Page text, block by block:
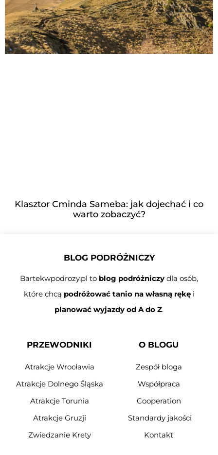
Klasztor Cminda Sameba: jak dojechać i co
warto zobaczyć?
BLOG PODRÓŻNICZY
Bartekwpodrozy.pl to blog podróżniczy dla osób,
które chcą podróżować tanio na własną rękęi
planować wyjazdy od A do Z.
PRZEWODNIKI
Atrakcje Wrocławia
Atrakcje Dolnego Śląska
Atrakcje Torunia
Atrakcje Gruzji
Zwiedzanie Krety
O BLOGU
Zespół bloga
Współpraca
Cooperation
Standardy jakości
Kontakt